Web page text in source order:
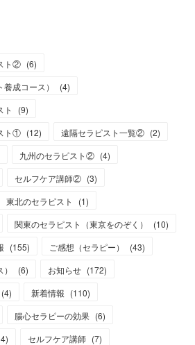
ト② (6)
成コース）
(4)
ト
(9)
ト① (12) 遠隔セラピスト一覧② (2)
九州のセラピスト② (4)
セルフケア講師② (3)
東北のセラピスト (1)
関東のセラピスト（東京をのぞく） (10)
(155) ご感想（セラピー） (43)
(6) お知らせ (172)
(4) 新着情報 (110)
腸心セラピーの効果 (6)
) セルフケア講師 (7)